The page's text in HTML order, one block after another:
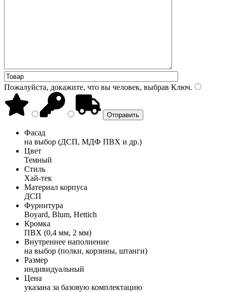
Пожалуйста, докажите, что вы человек, выбрав Ключ.
Фасад
на выбор (ДСП, МДФ ПВХ и др.)
Цвет
Темный
Стиль
Хай-тек
Материал корпуса
ДСП
Фурнитура
Boyard, Blum, Hettich
Кромка
ПВХ (0,4 мм, 2 мм)
Внутреннее наполнение
на выбор (полки, корзины, штанги)
Размер
индивидуальный
Цена
указана за базовую комплектацию